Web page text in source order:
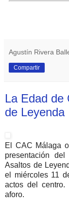
Agustín Rivera
Compartir
La Edad de
de Leyenda
El CAC Málaga
presentación
Asaltos de
el miércoles 11
actos del centro.
aforo.